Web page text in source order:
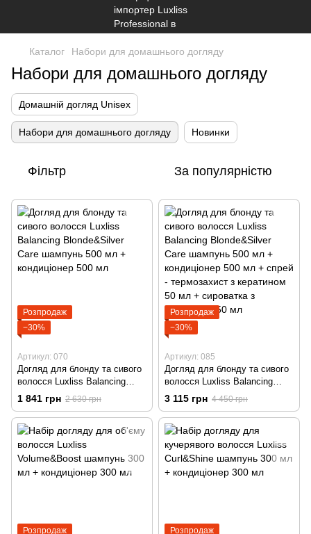
Каталог Набори для домашнього догляду
Набори для домашнього догляду
Домашній догляд Unisex
Набори для домашнього догляду Новинки
Фільтр За популярністю
Розпродаж
−30%
Артикул: 070
Догляд для блонду та сивого
волосся Luxliss Balancing
Blonde&Silver Care шампунь
500 мл + кондиціонер 500 мл
1 841 грн 2 630 грн
Розпродаж
−30%
Артикул: 085
Догляд для блонду та сивого
волосся Luxliss Balancing
Blonde&Silver Care шампунь
500 мл + кондиціонер 500 мл
+ спрей - термозахист з
кератином 50 мл + сироватка
з кератином 50 мл
3 115 грн 4 450 грн
Розпродаж
Розпродаж